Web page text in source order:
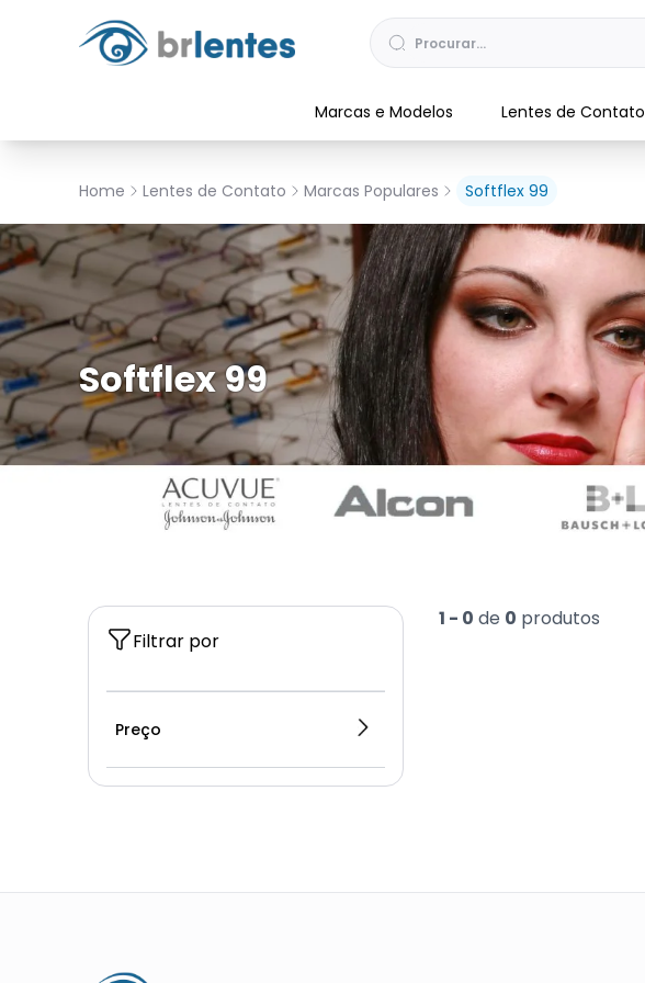
Marcas e Modelos Lentes de Contato
Home Lentes de Contato Marcas Populares Softflex 99
Softflex 99
Filtrar por
Preço
1 - 0 de 0 produtos